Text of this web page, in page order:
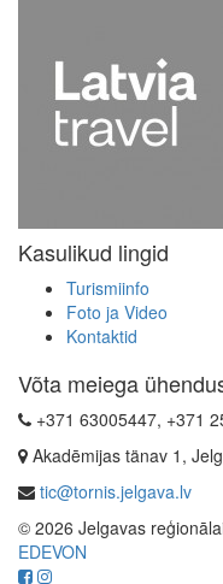
Kasulikud lingid
Turismiinfo
Foto ja Video
Kontaktid
Võta meiega
+371 63005447, +371
Akadēmijas tänav 1,
tic@tornis.jelgava.lv
© 2026 Jelgavas
EDEVON